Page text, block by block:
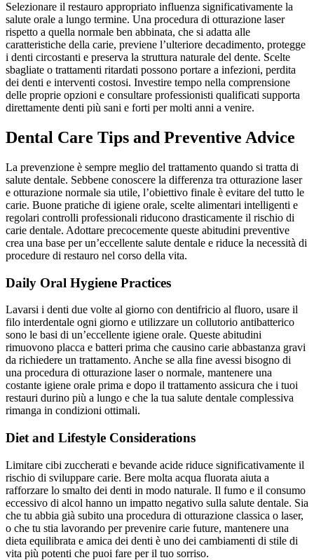
Selezionare il restauro appropriato influenza significativamente la
salute orale a lungo termine. Una procedura di otturazione laser
rispetto a quella normale ben abbinata, che si adatta alle
caratteristiche della carie, previene l’ulteriore decadimento, protegge
i denti circostanti e preserva la struttura naturale del dente. Scelte
sbagliate o trattamenti ritardati possono portare a infezioni, perdita
dei denti e interventi costosi. Investire tempo nella comprensione
delle proprie opzioni e consultare professionisti qualificati supporta
direttamente denti più sani e forti per molti anni a venire.
Dental Care Tips and Preventive Advice
La prevenzione è sempre meglio del trattamento quando si tratta di
salute dentale. Sebbene conoscere la differenza tra otturazione laser
e otturazione normale sia utile, l’obiettivo finale è evitare del tutto le
carie. Buone pratiche di igiene orale, scelte alimentari intelligenti e
regolari controlli professionali riducono drasticamente il rischio di
carie dentale. Adottare precocemente queste abitudini preventive
crea una base per un’eccellente salute dentale e riduce la necessità di
procedure di restauro nel corso della vita.
Daily Oral Hygiene Practices
Lavarsi i denti due volte al giorno con dentifricio al fluoro, usare il
filo interdentale ogni giorno e utilizzare un collutorio antibatterico
sono le basi di un’eccellente igiene orale. Queste abitudini
rimuovono placca e batteri prima che causino carie abbastanza gravi
da richiedere un trattamento. Anche se alla fine avessi bisogno di
una procedura di otturazione laser o normale, mantenere una
costante igiene orale prima e dopo il trattamento assicura che i tuoi
restauri durino più a lungo e che la tua salute dentale complessiva
rimanga in condizioni ottimali.
Diet and Lifestyle Considerations
Limitare cibi zuccherati e bevande acide riduce significativamente il
rischio di sviluppare carie. Bere molta acqua fluorata aiuta a
rafforzare lo smalto dei denti in modo naturale. Il fumo e il consumo
eccessivo di alcol hanno un impatto negativo sulla salute dentale. Sia
che tu abbia già subito una procedura di otturazione classica o laser,
o che tu stia lavorando per prevenire carie future, mantenere una
dieta equilibrata e amica dei denti è uno dei cambiamenti di stile di
vita più potenti che puoi fare per il tuo sorriso.